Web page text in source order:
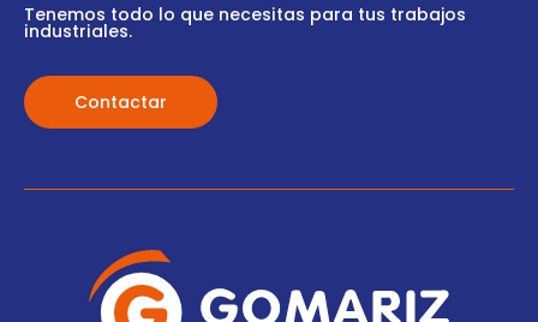
Tenemos todo lo que necesitas para tus trabajos
industriales.
Contactar